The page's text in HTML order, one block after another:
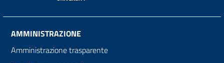
AMMINISTRAZIONE
Amministrazione trasparente